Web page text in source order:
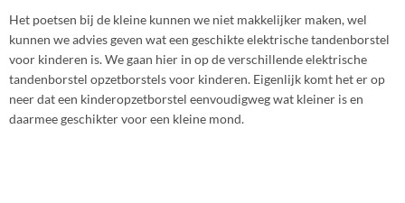
Het poetsen bij de kleine kunnen we niet makkelijker maken, wel
kunnen we advies geven wat een geschikte elektrische tandenborstel
voor kinderen is. We gaan hier in op de verschillende elektrische
tandenborstel opzetborstels voor kinderen. Eigenlijk komt het er op
neer dat een kinderopzetborstel eenvoudigweg wat kleiner is en
daarmee geschikter voor een kleine mond.